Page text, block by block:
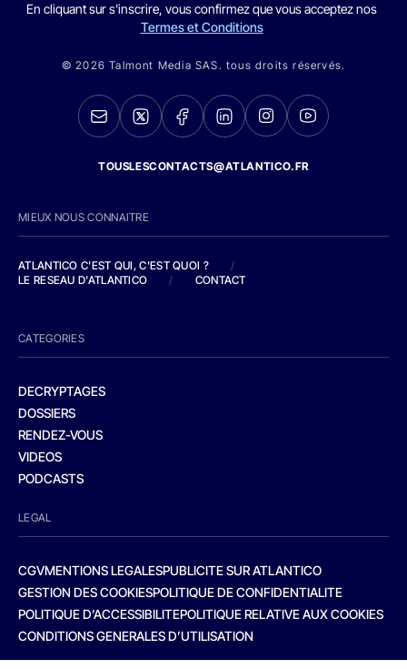
En cliquant sur s'inscrire, vous confirmez que vous acceptez nos
Termes et Conditions
© 2026 Talmont Media SAS. tous droits réservés.
TOUSLESCONTACTS@ATLANTICO.FR
MIEUX NOUS CONNAITRE
ATLANTICO C'EST QUI, C'EST QUOI ?
/
LE RESEAU D'ATLANTICO
/ CONTACT
CATEGORIES
DECRYPTAGES
DOSSIERS
RENDEZ-VOUS
VIDEOS
PODCASTS
LEGAL
CGVMENTIONS LEGALESPUBLICITE SUR ATLANTICO
GESTION DES COOKIESPOLITIQUE DE CONFIDENTIALITE
POLITIQUE D’ACCESSIBILITEPOLITIQUE RELATIVE AUX COOKIES
CONDITIONS GENERALES D’UTILISATION